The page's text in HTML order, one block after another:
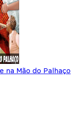
na Mão do Palhaço